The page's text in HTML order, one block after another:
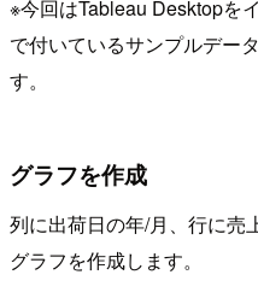
※今回はTableau Desktopを
で付いているサンプルデー
す。
グラフを作成
列に出荷日の年/月、行に売
グラフを作成します。